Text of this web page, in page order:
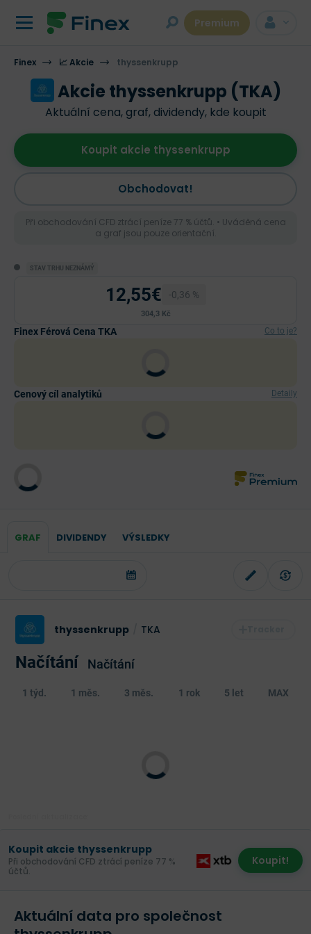
Premium
Finex 📈 Akcie thyssenkrupp
Akcie thyssenkrupp (TKA)
Aktuální cena, graf, dividendy, kde koupit
Obchodovat!
Koupit akcie thyssenkrupp
Při obchodování CFD ztrácí peníze 77 % účtů. • Uváděná cena
a graf jsou pouze orientační.
STAV TRHU NEZNÁMÝ
12,55€ -0,36 %
304,3 Kč
Finex Férová Cena TKA Co to je?
Cenový cíl analytiků Detaily
GRAF DIVIDENDY VÝSLEDKY
thyssenkrupp TKA
Načítání Načítání
1 týd. 1 měs. 3 měs. 1 rok 5 let MAX
Koupit akcie thyssenkrupp
Při obchodování CFD ztrácí peníze 77 %
účtů.
Koupit!
Aktuální data pro společnost